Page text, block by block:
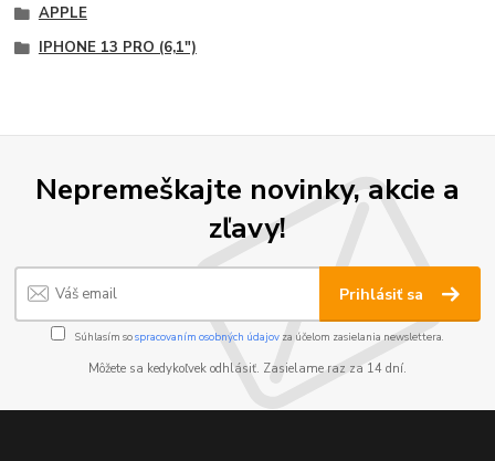
APPLE
IPHONE 13 PRO (6,1")
Nepremeškajte novinky, akcie a
zľavy!
Prihlásiť sa
Súhlasím sospracovaním osobných údajov za účelom zasielania newslettera.
Môžete sa kedykoľvek odhlásiť. Zasielame raz za 14 dní.